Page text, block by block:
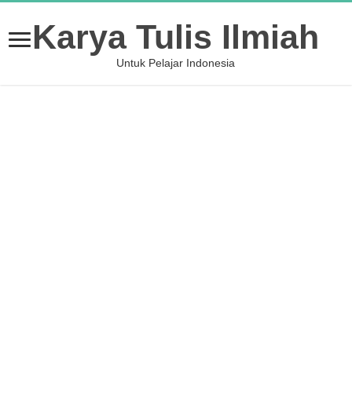
Karya Tulis Ilmiah
Untuk Pelajar Indonesia